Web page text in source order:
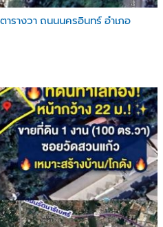
ารางวา ถนนนครอินทร์ อำเภอ